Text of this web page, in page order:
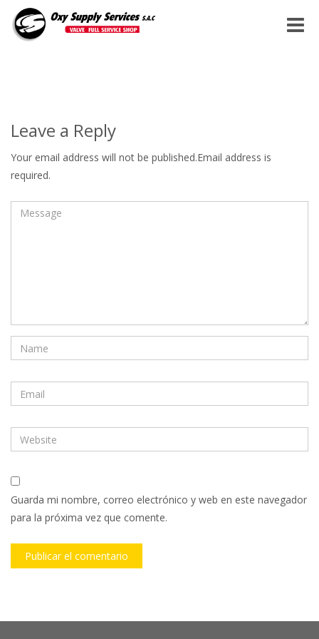
Toggle
Leave a Reply
Your email address will not be published.Email address is
required.
Guarda mi nombre, correo electrónico y web en este navegador
para la próxima vez que comente.